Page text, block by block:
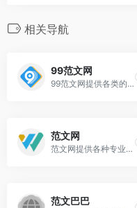
相关导航
99范文网
99范文网提供各类的计划，包括有工作计划，学习计划，教学计划，个人计划，计划书等等实用范文供大家参考。
范文网
范文网提供各种专业的范文写作模板参考，主要有工作总结，演讲稿，求职信，合同范本，工作计划，报告等实用文，帮助您更高效完成各种文书的写作！
范文巴巴